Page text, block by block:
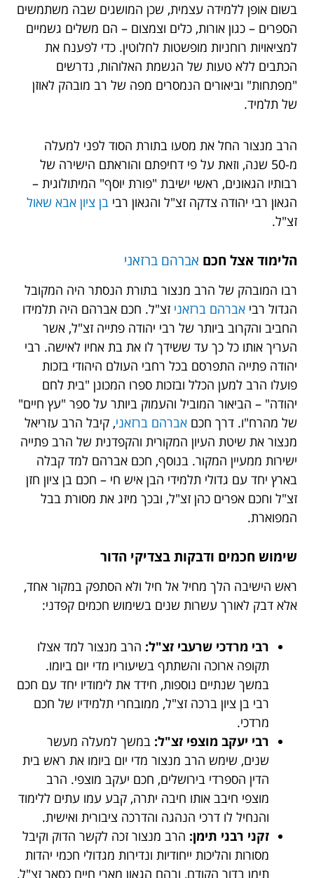
בשום אופן ללמידה עצמית, שכן המושגים שבה משתמשים
הספרים – כגון אורות, כלים וצמצום – הם משלים גשמיים
למציאויות רוחניות מופשטות לחלוטין. כדי לפענח את
הכתבים ללא טעות של הגשמת האלוהות, נדרשים
"מפתחות" וביאורים הנמסרים מפה של רב מובהק לאוזן
של תלמיד.
הרב מנצור החל את מסעו בתורת הסוד לפני למעלה
מ-50 שנה, וזאת על פי דחיפתם והוראתם הישירה של
רבותיו הגאונים, ראשי ישיבת "פורת יוסף" המיתולוגית –
הגאון רבי יהודה צדקה זצ"ל והגאון רבי בן ציון אבא שאול
זצ"ל.
הלימוד אצל חכם אברהם ברזאני
רבו המובהק של הרב מנצור בתורת הנסתר היה המקובל
הגדול רבי אברהם ברזאני זצ"ל. חכם אברהם היה תלמידו
החביב והקרוב ביותר של רבי יהודה פתייה זצ"ל, אשר
העריך אותו כל כך עד ששידך לו את בת אחיו לאישה. רבי
יהודה פתייה התפרסם בכל רחבי העולם היהודי בזכות
פועלו הרב למען הכלל ובזכות ספרו המכונן "בית לחם
יהודה" – הביאור המוביל והעמוק ביותר על ספר "עץ חיים"
של מהרח"ו. דרך חכם אברהם ברזאני, קיבל הרב עזריאל
מנצור את שיטת העיון המקורית והקפדנית של הרב פתייה
ישירות ממעיין המקור. בנוסף, חכם אברהם למד קבלה
בארץ יחד עם גדולי תלמידי הבן איש חי – חכם בן ציון חזן
זצ"ל וחכם אפרים כהן זצ"ל, ובכך מיזג את מסורת בבל
המפוארת.
שימוש חכמים ודבקות בצדיקי הדור
ראש הישיבה הלך מחיל אל חיל ולא הסתפק במקור אחד,
אלא דבק לאורך עשרות שנים בשימוש חכמים קפדני:
רבי מרדכי שרעבי זצ"ל: הרב מנצור למד אצלו
תקופה ארוכה והשתתף בשיעוריו מדי יום ביומו.
במשך שנתיים נוספות, חידד את לימודיו יחד עם חכם
רבי בן ציון ברכה זצ"ל, ממובחרי תלמידיו של חכם
מרדכי.
רבי יעקב מוצפי זצ"ל: במשך למעלה מעשר
שנים, שימש הרב מנצור מדי יום ביומו את ראש בית
הדין הספרדי בירושלים, חכם יעקב מוצפי. הרב
מוצפי חיבב אותו חיבה יתרה, קבע עמו עתים ללימוד
והנחיל לו דרכי הנהגה והדרכה ציבורית ואישית.
זקני רבני תימן: הרב מנצור זכה לקשר הדוק וקיבל
מסורות והליכות ייחודיות ונדירות מגדולי חכמי יהדות
תימן בדור הקודם, ובהם הגאון מארי חיים כסאר זצ"ל,